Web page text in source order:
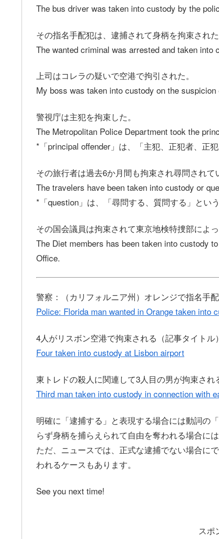
The bus driver was taken into custody by the
その指名手配犯は、逮捕されて身柄を拘束され
The wanted criminal was arrested and taken into
上司はコレラの疑いで空港で拘引された。
My boss was taken into custody on the
警視庁は主犯を拘束した。
The Metropolitan Police Department took the
*「principal offender」は、「主犯、正犯者、正
その旅行者は過去6か月間も拘束され尋問されて
The travelers have been taken into custody or
*「question」は、「尋問する、質問する」とい
その国会議員は拘束されて東京地検特捜部によ
The Diet members has been taken into custody
Office.
警察：（カリフォルニア州）オレンジで指名手
Police: Florida man wanted in Orange taken into
4人がリスボン空港で拘束される（記事タイトル
Four taken into custody at Lisbon airport
東トレドの殺人に関連して3人目の男が拘束され
Third man taken into custody in connection with
明確に「逮捕する」と表現する場合には動詞の
らず身柄を捕らえられて自由を奪われる場合に
ただ、ニュースでは、正式な逮捕でない場合に
われるケースもあります。
See you next time!
スポ